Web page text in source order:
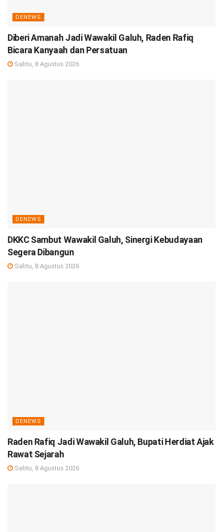
DENEWS
Diberi Amanah Jadi Wawakil Galuh, Raden Rafiq
Bicara Kanyaah dan Persatuan
Sabtu, 8 Agustus 2026
DENEWS
DKKC Sambut Wawakil Galuh, Sinergi Kebudayaan
Segera Dibangun
Sabtu, 8 Agustus 2026
DENEWS
Raden Rafiq Jadi Wawakil Galuh, Bupati Herdiat Ajak
Rawat Sejarah
Sabtu, 8 Agustus 2026